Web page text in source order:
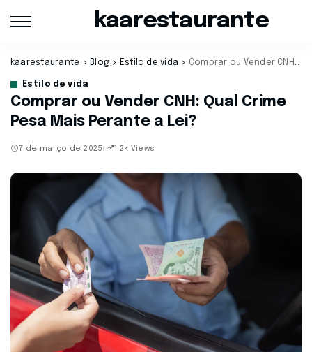
kaarestaurante
kaarestaurante > Blog > Estilo de vida > Comprar ou Vender CNH: Qual Crime Pesa Mais Perante a Lei?
Estilo de vida
Comprar ou Vender CNH: Qual Crime
Pesa Mais Perante a Lei?
7 de março de 2025 1.2k Views